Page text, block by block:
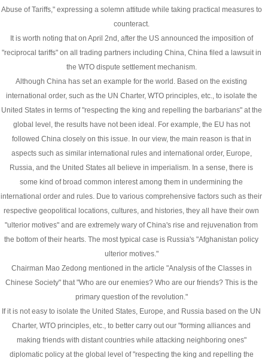
Abuse of Tariffs," expressing a solemn attitude while taking practical measures to
counteract.
It is worth noting that on April 2nd, after the US announced the imposition of
"reciprocal tariffs" on all trading partners including China, China filed a lawsuit in
the WTO dispute settlement mechanism.
Although China has set an example for the world. Based on the existing
international order, such as the UN Charter, WTO principles, etc., to isolate the
United States in terms of "respecting the king and repelling the barbarians" at the
global level, the results have not been ideal. For example, the EU has not
followed China closely on this issue. In our view, the main reason is that in
aspects such as similar international rules and international order, Europe,
Russia, and the United States all believe in imperialism. In a sense, there is
some kind of broad common interest among them in undermining the
international order and rules. Due to various comprehensive factors such as their
respective geopolitical locations, cultures, and histories, they all have their own
"ulterior motives" and are extremely wary of China's rise and rejuvenation from
the bottom of their hearts. The most typical case is Russia's "Afghanistan policy
ulterior motives."
Chairman Mao Zedong mentioned in the article "Analysis of the Classes in
Chinese Society" that "Who are our enemies? Who are our friends? This is the
primary question of the revolution."
If it is not easy to isolate the United States, Europe, and Russia based on the UN
Charter, WTO principles, etc., to better carry out our "forming alliances and
making friends with distant countries while attacking neighboring ones"
diplomatic policy at the global level of "respecting the king and repelling the